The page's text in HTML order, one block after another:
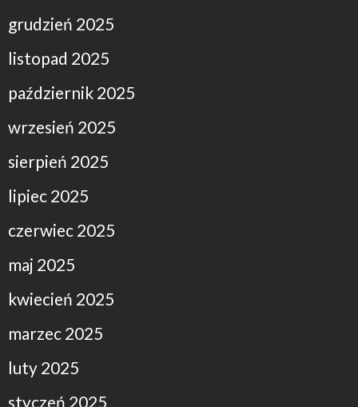
grudzień 2025
listopad 2025
październik 2025
wrzesień 2025
sierpień 2025
lipiec 2025
czerwiec 2025
maj 2025
kwiecień 2025
marzec 2025
luty 2025
styczeń 2025